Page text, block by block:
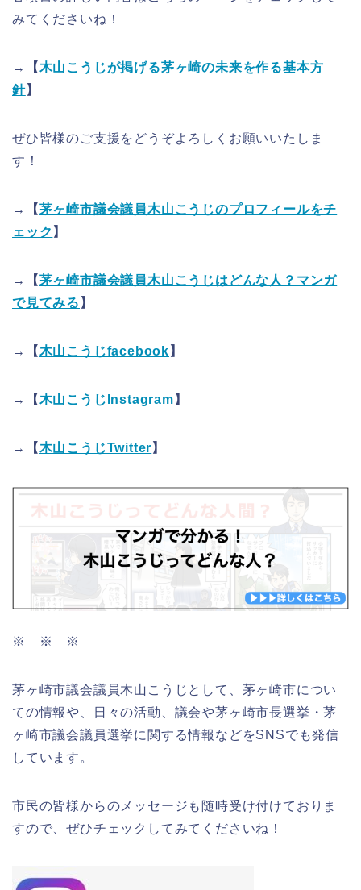
みてくださいね！
→【木山こうじが掲げる茅ヶ崎の未来を作る基本方
針】
ぜひ皆様のご支援をどうぞよろしくお願いいたしま
す！
→【茅ヶ崎市議会議員木山こうじのプロフィールをチ
ェック 】
→【茅ヶ崎市議会議員木山こうじはどんな人？マンガ
で見てみる 】
→【木山こうじfacebook 】
→【木山こうじInstagram 】
→【木山こうじTwitter 】
※ ※ ※
茅ヶ崎市議会議員木山こうじとして、茅ヶ崎市につい
ての情報や、日々の活動、議会や茅ヶ崎市長選挙・茅
ヶ崎市議会議員選挙に関する情報などをSNSでも発信
しています。
市民の皆様からのメッセージも随時受け付けておりま
すので、ぜひチェックしてみてくださいね！